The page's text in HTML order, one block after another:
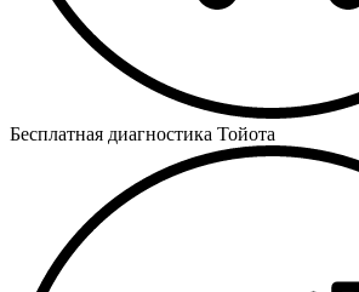
Бесплатная диагностика Тойота